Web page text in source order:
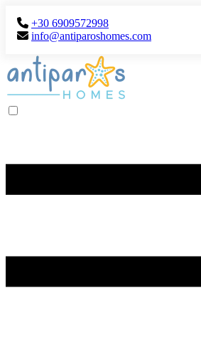
+30 6909572998
info@antiparoshomes.com